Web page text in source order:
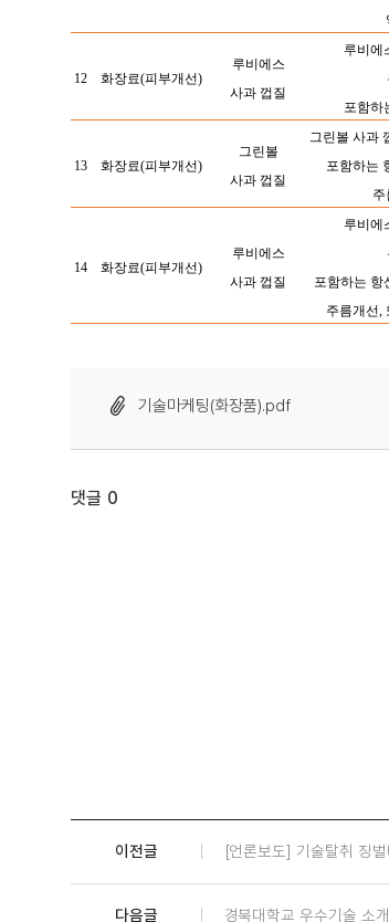
12 화장료(피부개선)
루비에스
사과 껍질
루비에
포함하
13 화장료(피부개선)
그린볼
사과 껍질
그린볼 사과
포함하는
주
14 화장료(피부개선)
루비에스
사과 껍질
루비에
포함하는 항
주름개선,
기술마케팅(화장품).pdf
댓글 0
이전글 [언론보도] 기술탈취 징
다음글 경북대학교 우수기술 소